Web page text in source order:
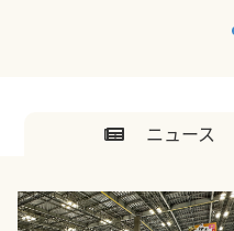
ニュース